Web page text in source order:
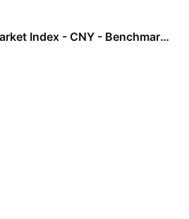
Growth Enterprise Market Index - CNY - Benchmark TR Gross